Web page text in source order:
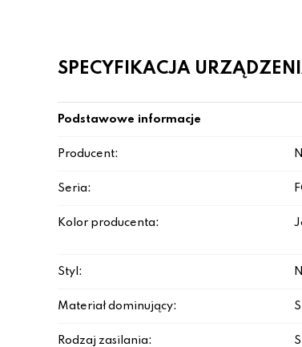
SPECYFIKACJA
Podstawowe informacje
Producent:
Seria:
Kolor producenta:
Styl:
Materiał dominujący:
Rodzaj zasilania: